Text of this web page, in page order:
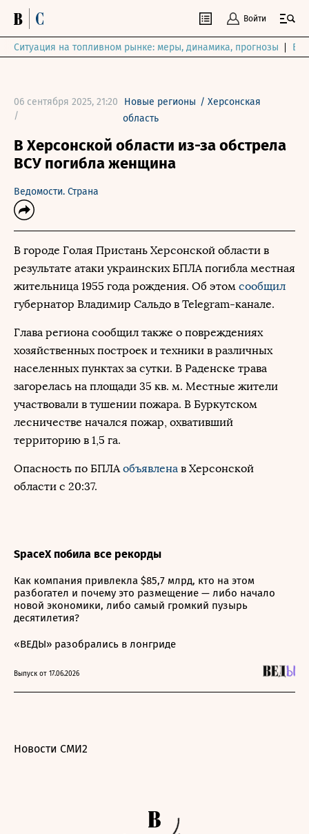
Войти
Ситуация на топливном рынке: меры, динамика, прогнозы
06 сентября 2025, 21:20
/
Новые регионы /Херсонская
область
В Херсонской области из-за обстрела
ВСУ погибла женщина
Ведомости. Страна
В городе Голая Пристань Херсонской области в
результате атаки украинских БПЛА погибла местная
жительница 1955 года рождения. Об этом сообщил
губернатор Владимир Сальдо в Telegram-канале.
Глава региона сообщил также о повреждениях
хозяйственных построек и техники в различных
населенных пунктах за сутки. В Раденске трава
загорелась на площади 35 кв. м. Местные жители
участвовали в тушении пожара. В Буркутском
лесничестве начался пожар, охвативший
территорию в 1,5 га.
Опасность по БПЛАобъявлена в Херсонской
области с 20:37.
SpaceX побила все рекорды
Как компания привлекла $85,7 млрд, кто на этом
разбогател и почему это размещение — либо начало
новой экономики, либо самый громкий пузырь
десятилетия?
«ВЕДЫ» разобрались в лонгриде
Выпуск от 17.06.2026
Новости СМИ2